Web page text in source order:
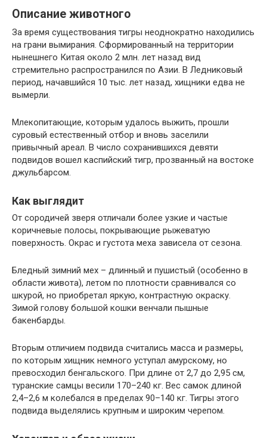
Описание животного
За время существования тигры неоднократно находились
на грани вымирания. Сформированный на территории
нынешнего Китая около 2 млн. лет назад вид
стремительно распространился по Азии. В Ледниковый
период, начавшийся 10 тыс. лет назад, хищники едва не
вымерли.
Млекопитающие, которым удалось выжить, прошли
суровый естественный отбор и вновь заселили
привычный ареал. В число сохранившихся девяти
подвидов вошел каспийский тигр, прозванный на востоке
джульбарсом.
Как выглядит
От сородичей зверя отличали более узкие и частые
коричневые полосы, покрывающие рыжеватую
поверхность. Окрас и густота меха зависела от сезона.
Бледный зимний мех – длинный и пушистый (особенно в
области живота), летом по плотности сравнивался со
шкурой, но приобретал яркую, контрастную окраску.
Зимой голову большой кошки венчали пышные
бакенбарды.
Вторым отличием подвида считались масса и размеры,
по которым хищник немного уступал амурскому, но
превосходил бенгальского. При длине от 2,7 до 2,95 см,
туранские самцы весили 170–240 кг. Вес самок длиной
2,4–2,6 м колебался в пределах 90–140 кг. Тигры этого
подвида выделялись крупным и широким черепом.